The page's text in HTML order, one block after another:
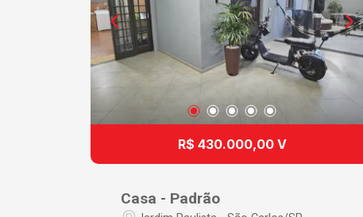
R$ 430.000,00 V
Casa - Padrão